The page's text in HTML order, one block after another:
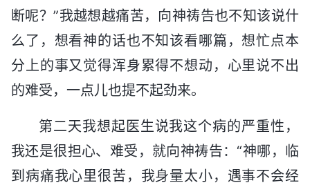
断呢？”我越想越痛苦，向神祷告也不知该说什
么了，想看神的话也不知该看哪篇，想忙点本
分上的事又觉得浑身累得不想动，心里说不出
的难受，一点儿也提不起劲来。
第二天我想起医生说我这个病的严重性，
我还是很担心、难受，就向神祷告：“神哪，临
到病痛我心里很苦，我身量太小，遇事不会经